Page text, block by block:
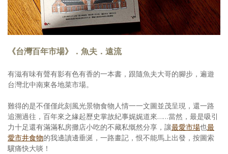
《台灣百年市場》．魚夫．遠流
有滋有味有聲有影有色有香的一本書，跟隨魚夫大哥的腳步，遍遊
台灣北中南東各地菜市場。
難得的是不僅僅此刻風光景物食物人情一一文圖並茂呈現，還一路
追溯過往，百年來之緣起歷史掌故紀事娓娓道來……當然，最是吸引
力十足還有滿滿私房攤店小吃的不藏私慨然分享，讓最愛市場也最
愛市井食物的我邊讀邊垂涎，一路畫記，恨不能馬上出發，按圖索
驥痛快大啖！